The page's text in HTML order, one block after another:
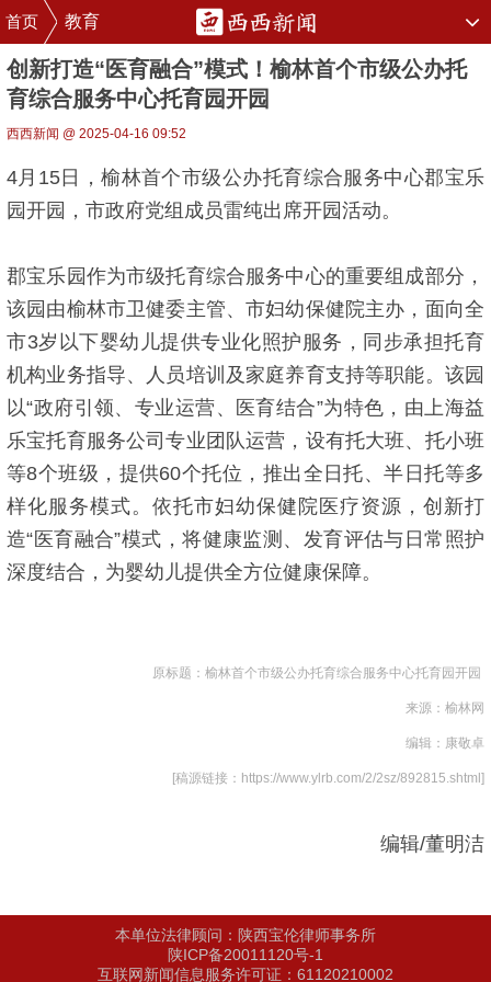
首页 教育
创新打造“医育融合”模式！榆林首个市级公办托
育综合服务中心托育园开园
西西新闻 @ 2025-04-16 09:52
4月15日，榆林首个市级公办托育综合服务中心郡宝乐
园开园，市政府党组成员雷纯出席开园活动。
郡宝乐园作为市级托育综合服务中心的重要组成部分，
该园由榆林市卫健委主管、市妇幼保健院主办，面向全
市3岁以下婴幼儿提供专业化照护服务，同步承担托育
机构业务指导、人员培训及家庭养育支持等职能。该园
以“政府引领、专业运营、医育结合”为特色，由上海益
乐宝托育服务公司专业团队运营，设有托大班、托小班
等8个班级，提供60个托位，推出全日托、半日托等多
样化服务模式。依托市妇幼保健院医疗资源，创新打
造“医育融合”模式，将健康监测、发育评估与日常照护
深度结合，为婴幼儿提供全方位健康保障。
原标题：榆林首个市级公办托育综合服务中心托育园开园
来源：榆林网
编辑：康敬卓
[稿源链接：https://www.ylrb.com/2/2sz/892815.shtml]
编辑/董明洁
本单位法律顾问：陕西宝伦律师事务所
陕ICP备20011120号-1
互联网新闻信息服务许可证：61120210002